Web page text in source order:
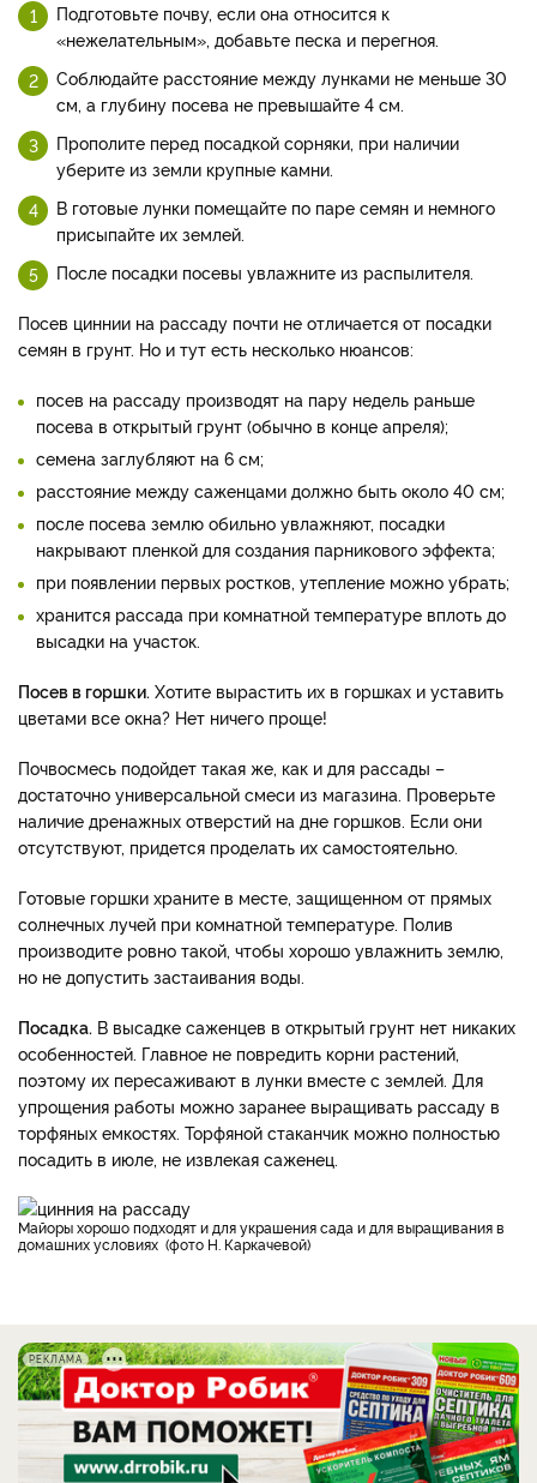
Подготовьте почву, если она относится к
«нежелательным», добавьте песка и перегноя.
Соблюдайте расстояние между лунками не меньше 30
см, а глубину посева не превышайте 4 см.
Прополите перед посадкой сорняки, при наличии
уберите из земли крупные камни.
В готовые лунки помещайте по паре семян и немного
присыпайте их землей.
После посадки посевы увлажните из распылителя.
Посев циннии на рассаду почти не отличается от посадки
семян в грунт. Но и тут есть несколько нюансов:
посев на рассаду производят на пару недель раньше
посева в открытый грунт (обычно в конце апреля);
семена заглубляют на 6 см;
расстояние между саженцами должно быть около 40 см;
после посева землю обильно увлажняют, посадки
накрывают пленкой для создания парникового эффекта;
при появлении первых ростков, утепление можно убрать;
хранится рассада при комнатной температуре вплоть до
высадки на участок.
Посев в горшки. Хотите вырастить их в горшках и уставить
цветами все окна? Нет ничего проще!
Почвосмесь подойдет такая же, как и для рассады –
достаточно универсальной смеси из магазина. Проверьте
наличие дренажных отверстий на дне горшков. Если они
отсутствуют, придется проделать их самостоятельно.
Готовые горшки храните в месте, защищенном от прямых
солнечных лучей при комнатной температуре. Полив
производите ровно такой, чтобы хорошо увлажнить землю,
но не допустить застаивания воды.
Посадка. В высадке саженцев в открытый грунт нет никаких
особенностей. Главное не повредить корни растений,
поэтому их пересаживают в лунки вместе с землей. Для
упрощения работы можно заранее выращивать рассаду в
торфяных емкостях. Торфяной стаканчик можно полностью
посадить в июле, не извлекая саженец.
Майоры хорошо подходят и для украшения сада и для выращивания в
домашних условиях (фото Н. Каркачевой)
РЕКЛАМА